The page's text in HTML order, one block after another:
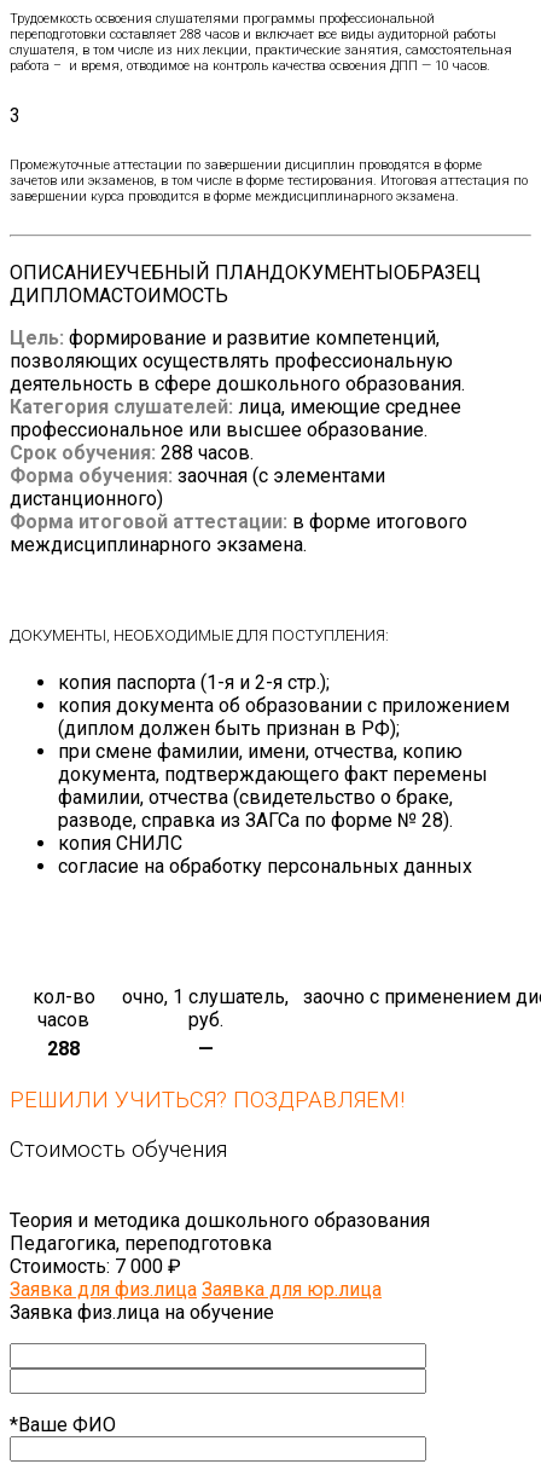
Трудоемкость освоения слушателями программы профессиональной
переподготовки составляет 288 часов и включает все виды аудиторной работы
слушателя, в том числе из них лекции, практические занятия, самостоятельная
работа – и время, отводимое на контроль качества освоения ДПП — 10 часов.
3
Промежуточные аттестации по завершении дисциплин проводятся в форме
зачетов или экзаменов, в том числе в форме тестирования. Итоговая аттестация по
завершении курса проводится в форме междисциплинарного экзамена.
ОПИСАНИЕУЧЕБНЫЙ ПЛАНДОКУМЕНТЫ ОБРАЗЕЦ
ДИПЛОМАСТОИМОСТЬ
Цель: формирование и развитие компетенций,
позволяющих осуществлять профессиональную
деятельность в сфере дошкольного образования.
Категория слушателей: лица, имеющие среднее
профессиональное или высшее образование.
Срок обучения: 288 часов.
Форма обучения: заочная (с элементами
дистанционного)
Форма итоговой аттестации: в форме итогового
междисциплинарного экзамена.
ДОКУМЕНТЫ, НЕОБХОДИМЫЕ ДЛЯ ПОСТУПЛЕНИЯ:
копия паспорта (1-я и 2-я стр.);
копия документа об образовании с приложением
(диплом должен быть признан в РФ);
при смене фамилии, имени, отчества, копию
документа, подтверждающего факт перемены
фамилии, отчества (свидетельство о браке,
разводе, справка из ЗАГСа по форме № 28).
копия СНИЛС
согласие на обработку персональных данных
кол-во
часов
очно, 1 слушатель,
руб.
заочно с применением
288 —
РЕШИЛИ УЧИТЬСЯ? ПОЗДРАВЛЯЕМ!
Стоимость обучения
Теория и методика дошкольного образования
Педагогика, переподготовка
Стоимость: 7 000 ₽
Заявка для физ.лица Заявка для юр.лица
Заявка физ.лица на обучение
*Ваше ФИО